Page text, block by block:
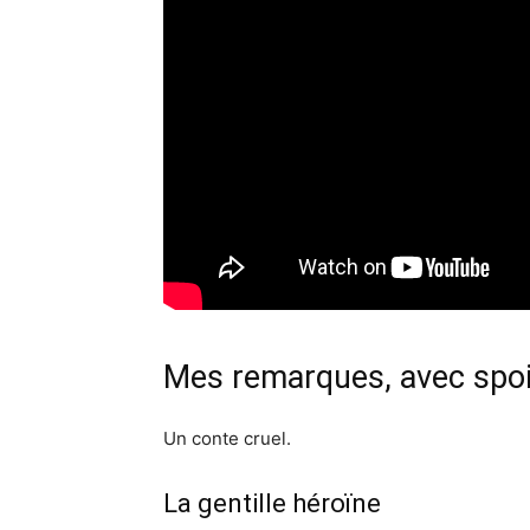
Mes remarques, avec
Un conte cruel.
La gentille héroïne